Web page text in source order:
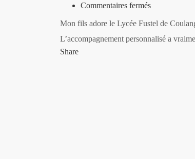
Commentaires ferméssur
Duschenes
–
Mon fils adore le Lycée Fustel de
L’accompagnement personnalisé a
Share